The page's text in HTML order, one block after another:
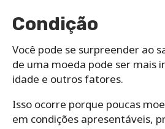
Condição
Você pode se surpreender ao
de uma moeda pode ser mais
idade e outros fatores.
Isso ocorre porque poucas
em condições apresentáveis,